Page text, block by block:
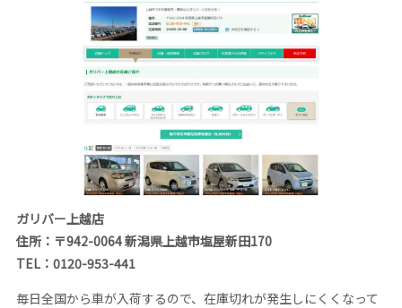
ガリバー上越店
住所：〒942-0064 新潟県上越市塩屋新田170
TEL：0120-953-441
毎日全国から車が入荷するので、在庫切れが発生しにくくなって